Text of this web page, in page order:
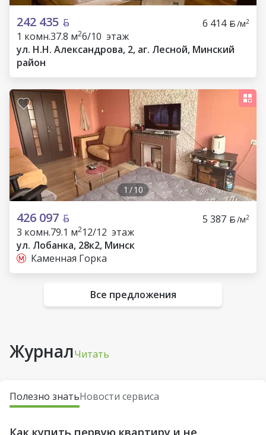
242 435 6 414 /м2
1 комн.37.8 м26/10 этаж
ул. Н.Н. Александрова, 2, аг. Лесной, Минский
район
1 /10
426 097 5 387 /м2
3 комн.79.1 м212/12 этаж
ул. Лобанка, 28к2, Минск
Каменная Горка
Все предложения
ЖурналЧитать
Полезно знатьНовости сервиса
Как купить первую квартиру и не